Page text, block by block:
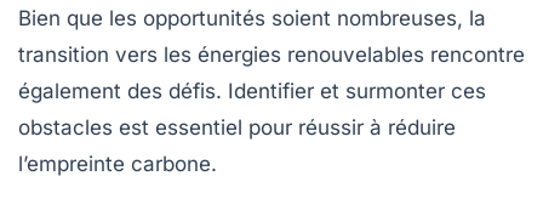
Bien que les opportunités soient nombreuses, la
transition vers les énergies renouvelables rencontre
également des défis. Identifier et surmonter ces
obstacles est essentiel pour réussir à réduire
l’empreinte carbone.